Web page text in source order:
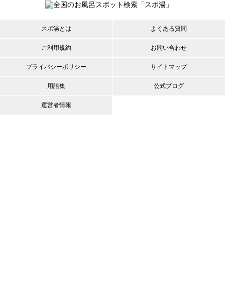
スポ湯とは
ご利用規約
プライバシーポリシー
用語集
運営者情報
よくある質問
お問い合わせ
サイトマップ
公式ブログ